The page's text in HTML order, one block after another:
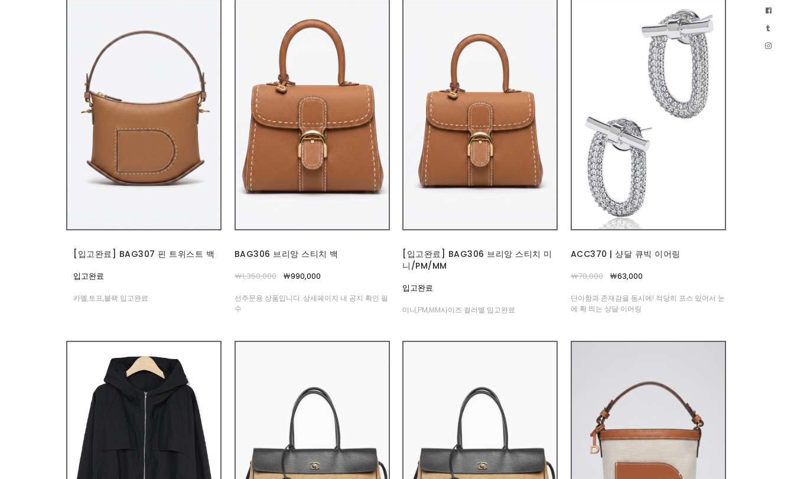
[입고완료] BAG307 핀 트위스트 백
입고완료
카멜,토프,블랙 입고완료
BAG306 브리앙 스티치 백
￦1,350,000 ￦990,000
선주문용 상품입니다. 상세페이지 내 공지 확인 필
수
[입고완료] BAG306 브리앙 스티치 미
니/PM/MM
입고완료
미니,PM,MM사이즈 컬러별 입고완료
ACC370 | 샹달 큐빅 이어링
￦70,000 ￦63,000
단아함과 존재감을 동시에! 적당히 포스 있어서 눈
에 확 띄는 샹달 이어링